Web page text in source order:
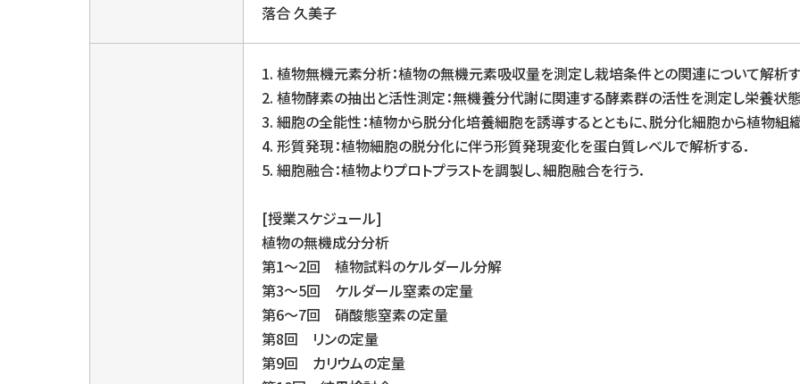
落合 久美子
1. 植物無機元素分析：植物の無機元素吸収量を測定し栽培条件との関連について解析す
2. 植物酵素の抽出と活性測定：無機養分代謝に関連する酵素群の活性を測定し栄養状態
3. 細胞の全能性：植物から脱分化培養細胞を誘導するとともに、脱分化細胞から植物組
4. 形質発現：植物細胞の脱分化に伴う形質発現変化を蛋白質レベルで解析する．
5. 細胞融合：植物よりプロトプラストを調製し、細胞融合を行う．
[授業スケジュール]
植物の無機成分分析
第1〜2回 植物試料のケルダール分解
第3〜5回 ケルダール窒素の定量
第6〜7回 硝酸態窒素の定量
第8回 リンの定量
第9回 カリウムの定量